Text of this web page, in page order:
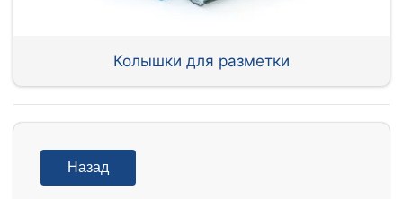
Колышки для разметки
Назад